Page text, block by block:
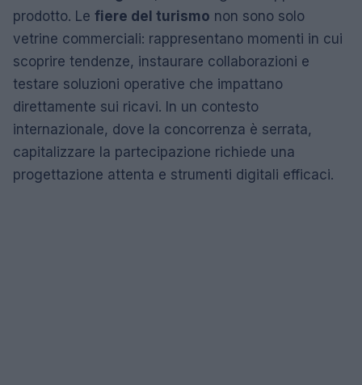
prodotto. Le fiere del turismo non sono solo
vetrine commerciali: rappresentano momenti in cui
scoprire tendenze, instaurare collaborazioni e
testare soluzioni operative che impattano
direttamente sui ricavi. In un contesto
internazionale, dove la concorrenza è serrata,
capitalizzare la partecipazione richiede una
progettazione attenta e strumenti digitali efficaci.